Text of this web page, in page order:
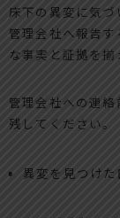
床下の異変に気づ
管理会社へ報告
な事実と証拠を揃
管理会社への連
残してください。
異変を見つけ